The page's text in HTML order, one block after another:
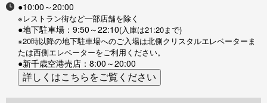
●10:00～20:00
※レストラン街など一部店舗を除く
●地下駐車場：9:50～22:10(入庫は21:20まで)
※20時以降の地下駐車場へのご入場は北側クリスタルエレベーターま
たは西側エレベーターをご利用ください。
●新千歳空港売店：8:00～20:00